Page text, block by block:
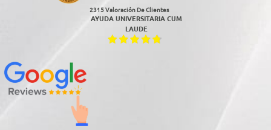
AYUDA UNIVERSITARIA CUM
LAUDE
2315 Valoración De Clientes